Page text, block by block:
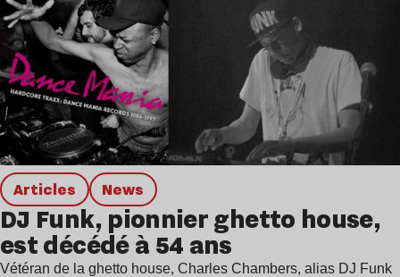
Articles news
DJ Funk, pionnier ghetto house,
est décédé à 54 ans
Vétéran de la ghetto house, Charles Chambers, alias DJ Funk